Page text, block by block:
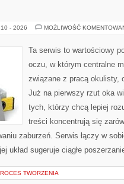
- 2026 MOŻLIWOŚĆ
Ta serwis to wartościowy
oczu, w którym centralne
związane z pracą okulisty,
Już na pierwszy rzut oka
tych, którzy chcą lepiej
treści koncentrują się
zaburzeń. Serwis łączy w
układ sugeruje ciągłe
TWORZENIA